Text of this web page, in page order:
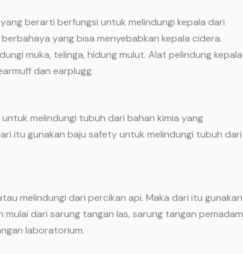
berarti berfungsi untuk melindungi kepala dari
yang bisa menyebabkan kepala cidera.
muka, telinga, hidung mulut. Alat pelindung kepala
dan earplugg.
melindungi tubuh dari bahan kimia yang
itu gunakan baju safety untuk melindungi tubuh dari
melindungi dari percikan api. Maka dari itu gunakan
dari sarung tangan las, sarung tangan pemadam
laboratorium.